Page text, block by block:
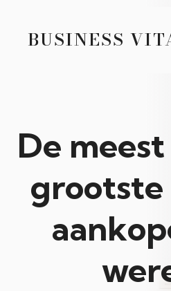
BUSINESS
De